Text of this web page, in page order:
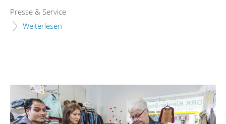
Presse & Service
Weiterlesen